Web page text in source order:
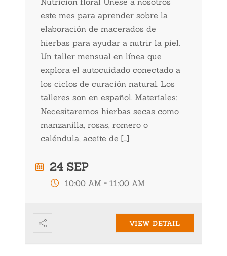
este mes para aprender sobre la
elaboración de macerados de
hierbas para ayudar a nutrir la piel.
Un taller mensual en línea que
explora el autocuidado conectado a
los ciclos de curación natural. Los
talleres son en español. Materiales:
Necesitaremos hierbas secas como
manzanilla, rosas, romero o
caléndula, aceite de […]
24 SEP
10:00 AM - 11:00 AM
VIEW DETAIL